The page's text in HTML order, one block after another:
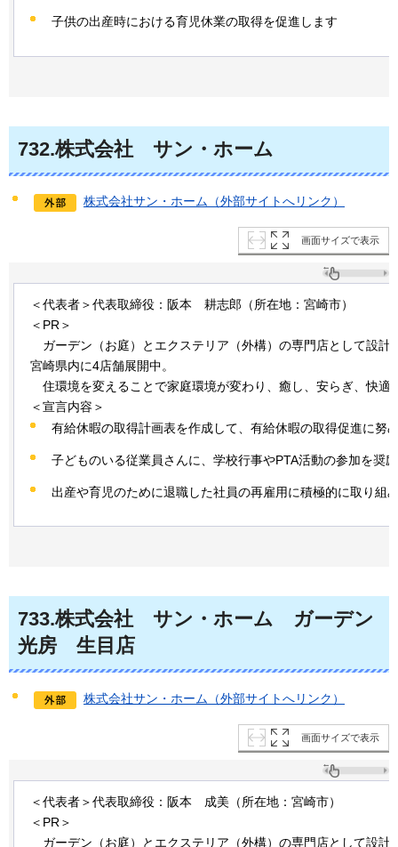
子供の出産時における育児休業の取得を促進します
732.株式会社 サン・ホーム
株式会社サン・ホーム（外部サイトへリンク）
画面サイズで表示
＜代表者＞代表取締役：阪本 耕志郎（所在地：宮崎市）
＜PR＞
ガーデン（お庭）とエクステリア（外構）の専門店として設計
宮崎県内に4店舗展開中。
住環境を変えることで家庭環境が変わり、癒し、安らぎ、快適
＜宣言内容＞
有給休暇の取得計画表を作成して、有給休暇の取得促進に努
子どものいる従業員さんに、学校行事やPTA活動の参加を奨
出産や育児のために退職した社員の再雇用に積極的に取り組
733.株式会社 サン・ホーム
ガーデン
光房
生目店
株式会社サン・ホーム（外部サイトへリンク）
画面サイズで表示
＜代表者＞代表取締役：阪本 成美 （所在地：宮崎市）
＜PR＞
ガーデン（お庭）とエクステリア（外構）の専門店として設計